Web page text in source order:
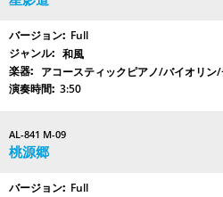
Full
和風
アコースティックピアノ/バイオリ
3:50
AL-841 M-09
桃源郷
Full